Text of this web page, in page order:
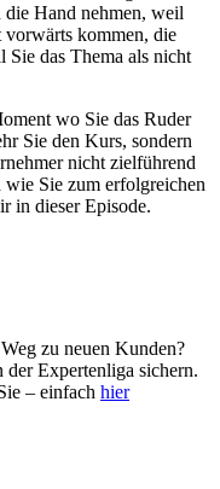
die Hand nehmen, weil
kommen, die
Sie das Thema als nicht
wo Sie das Ruder
Sie den Kurs, sondern
nicht zielführend
Sie zum erfolgreichen
in dieser Episode.
zu neuen Kunden?
Expertenliga sichern.
– einfach hier